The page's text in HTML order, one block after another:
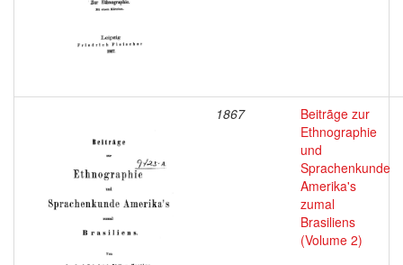
1867
Beitrãge zur
Ethnographie
und
Sprachenkunde
Amerika's
zumal
Brasiliens
(Volume 2)